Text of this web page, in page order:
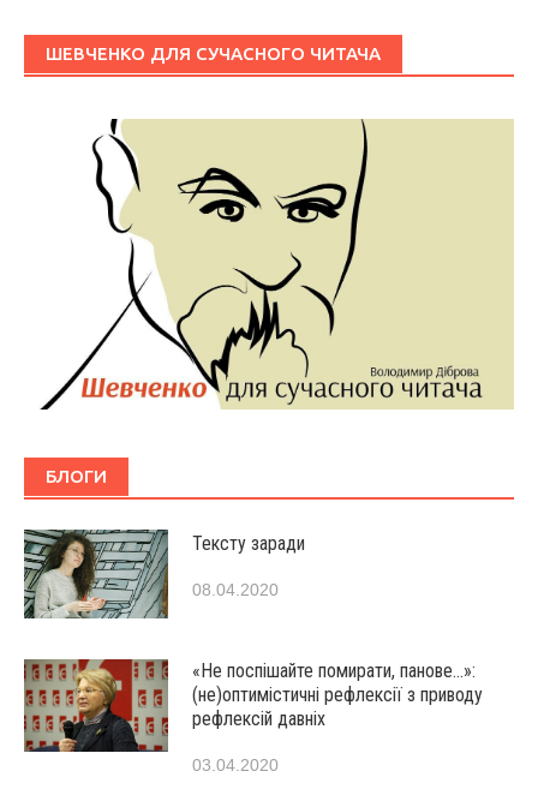
ШЕВЧЕНКО ДЛЯ СУЧАСНОГО ЧИТАЧА
БЛОГИ
Тексту заради
08.04.2020
«Не поспішайте помирати, панове…»:
(не)оптимістичні рефлексії з приводу
рефлексій давніх
03.04.2020